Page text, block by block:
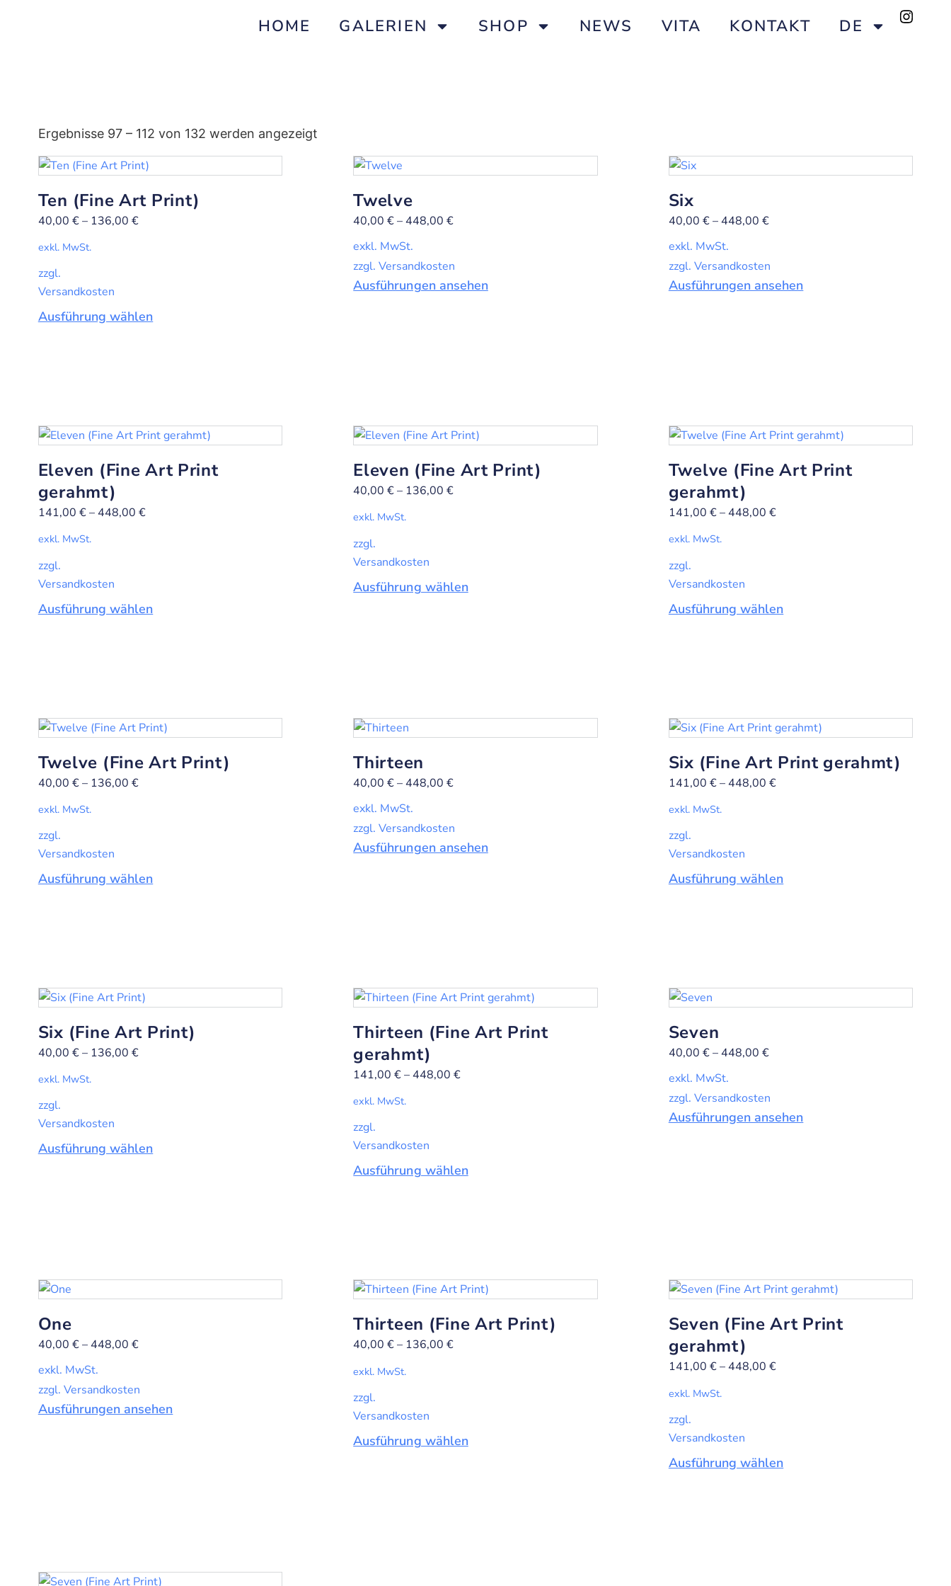
HOME GALERIEN SHOP NEWS VITA KONTAKT DE
Ergebnisse 97 – 112 von 132 werden angezeigt
Ten (Fine Art Print)
40,00 €– 136,00 €
exkl. MwSt.
zzgl.
Versandkosten
Ausführung wählen
Twelve
40,00€– 448,00€
exkl. MwSt.
zzgl. Versandkosten
Ausführungen ansehen
Six
40,00 €– 448,00 €
exkl. MwSt.
zzgl. Versandkosten
Ausführungen ansehen
Eleven (Fine Art Print
gerahmt)
141,00 €– 448,00 €
exkl. MwSt.
zzgl.
Versandkosten
Ausführung wählen
Eleven (Fine Art Print)
40,00€– 136,00€
exkl. MwSt.
zzgl.
Versandkosten
Ausführung wählen
Twelve (Fine Art Print
gerahmt)
141,00 €– 448,00 €
exkl. MwSt.
zzgl.
Versandkosten
Ausführung wählen
Twelve (Fine Art Print)
40,00 €– 136,00 €
exkl. MwSt.
zzgl.
Versandkosten
Ausführung wählen
Thirteen
40,00€– 448,00€
exkl. MwSt.
zzgl. Versandkosten
Ausführungen ansehen
Six (Fine Art Print gerahmt)
141,00 €– 448,00 €
exkl. MwSt.
zzgl.
Versandkosten
Ausführung wählen
Six (Fine Art Print)
40,00 €– 136,00 €
exkl. MwSt.
zzgl.
Versandkosten
Ausführung wählen
Thirteen (Fine Art Print
gerahmt)
141,00€– 448,00€
exkl. MwSt.
zzgl.
Versandkosten
Ausführung wählen
Seven
40,00 €– 448,00 €
exkl. MwSt.
zzgl. Versandkosten
Ausführungen ansehen
One
40,00 €– 448,00 €
exkl. MwSt.
zzgl. Versandkosten
Ausführungen ansehen
Thirteen (Fine Art Print)
40,00€– 136,00€
exkl. MwSt.
zzgl.
Versandkosten
Ausführung wählen
Seven (Fine Art Print
gerahmt)
141,00 €– 448,00 €
exkl. MwSt.
zzgl.
Versandkosten
Ausführung wählen